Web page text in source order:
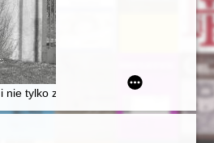
and usable layers of the castle
Ron)
nie tylko ziemi mieleckiej i okolic